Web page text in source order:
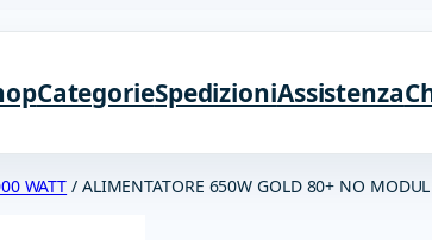
CategorieSpedizioniAssistenza
WATT / ALIMENTATORE 650W GOLD 80+ NO